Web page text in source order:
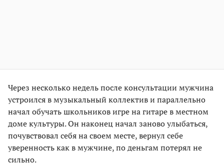
Через несколько недель после консультации мужчина
устроился в музыкальный коллектив и параллельно
начал обучать школьников игре на гитаре в местном
доме культуры. Он наконец начал заново улыбаться,
почувствовал себя на своем месте, вернул себе
уверенность как в мужчине, по деньгам потерял не
сильно.